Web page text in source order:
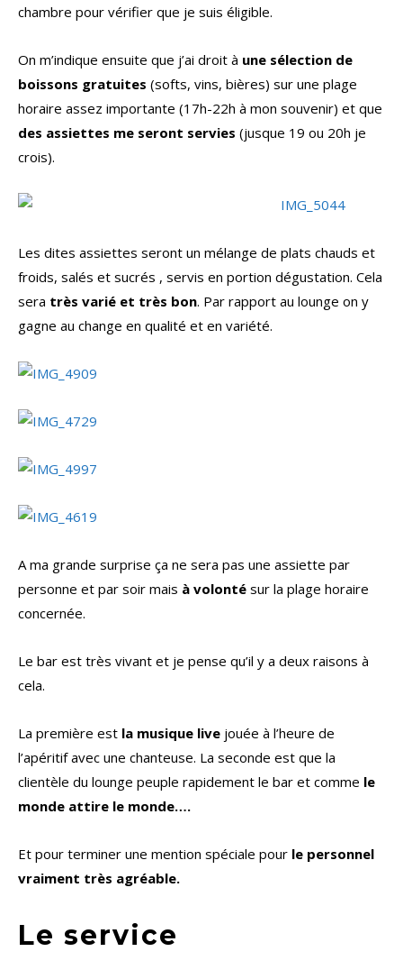
chambre pour vérifier que je suis éligible.
On m’indique ensuite que j’ai droit à une sélection de
boissons gratuites (softs, vins, bières) sur une plage
horaire assez importante (17h-22h à mon souvenir) et que
des assiettes me seront servies (jusque 19 ou 20h je
crois).
Les dites assiettes seront un mélange de plats chauds et
froids, salés et sucrés , servis en portion dégustation. Cela
sera très varié et très bon. Par rapport au lounge on y
gagne au change en qualité et en variété.
A ma grande surprise ça ne sera pas une assiette par
personne et par soir mais à volonté sur la plage horaire
concernée.
Le bar est très vivant et je pense qu’il y a deux raisons à
cela.
La première est la musique live jouée à l’heure de
l’apéritif avec une chanteuse. La seconde est que la
clientèle du lounge peuple rapidement le bar et comme le
monde attire le monde….
Et pour terminer une mention spéciale pour le personnel
vraiment très agréable.
Le service